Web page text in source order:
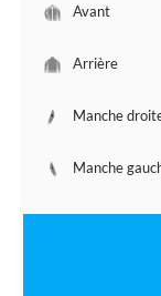
Avant
Arrière
Manche
Manche